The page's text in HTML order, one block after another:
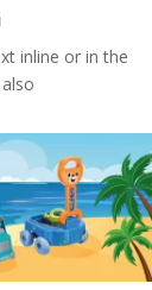
inline or in the